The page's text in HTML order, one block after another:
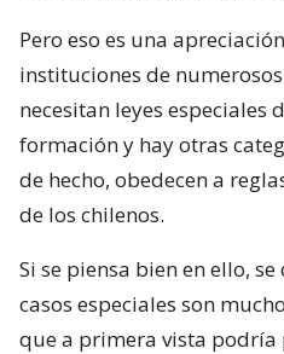
Pero eso es una
instituciones de
necesitan leyes especiales
formación y hay otras
de hecho, obedecen a
de los chilenos.
Si se piensa bien en ello,
casos especiales son
que a primera vista podría